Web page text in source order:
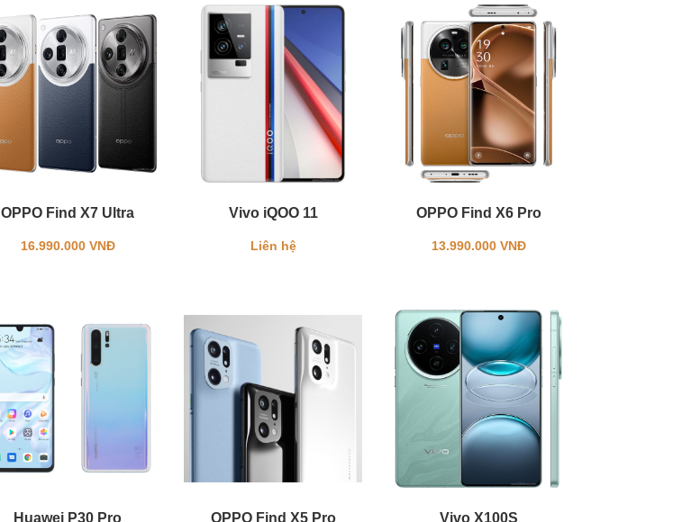
OPPO Find X7 Ultra
16.990.000 VNĐ
Vivo iQOO 11
Liên hệ
OPPO Find X6 Pro
13.990.000 VNĐ
Huawei P30 Pro OPPO Find X5 Pro Vivo X100S